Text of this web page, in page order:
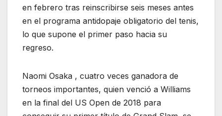
en febrero tras reinscribirse seis meses antes
en el programa antidopaje obligatorio del tenis,
lo que supone el primer paso hacia su
regreso.
Naomi Osaka , cuatro veces ganadora de
torneos importantes, quien venció a Williams
en la final del US Open de 2018 para